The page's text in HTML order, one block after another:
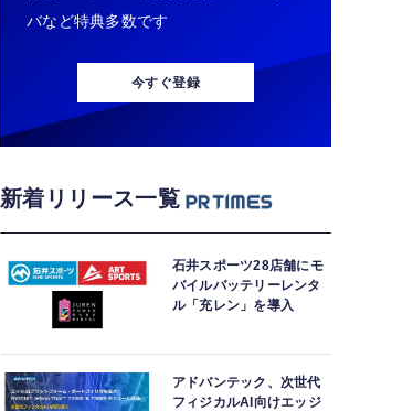
バなど特典多数です
今すぐ登録
新着リリース一覧
石井スポーツ28店舗にモ
バイルバッテリーレンタ
ル「充レン」を導入
アドバンテック、次世代
フィジカルAI向けエッジ